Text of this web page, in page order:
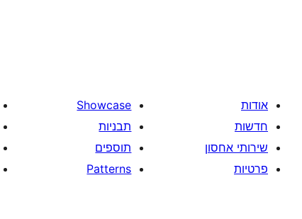
אודות
חדשות
שירותי אחסון
פרטיות
Showcase
תבניות
תוספים
Patterns